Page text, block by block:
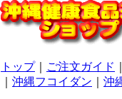
トップ｜ ご注文ガイド
沖縄フコイダン 沖